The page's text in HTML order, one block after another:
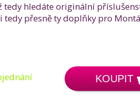
tedy hledáte originální
tedy přesně ty doplňky pro
KOUPIT